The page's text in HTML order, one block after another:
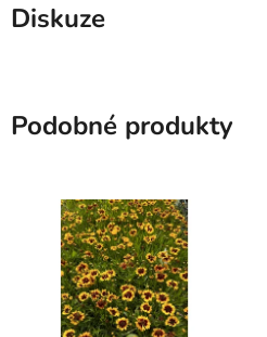
Diskuze
Podobné produkty